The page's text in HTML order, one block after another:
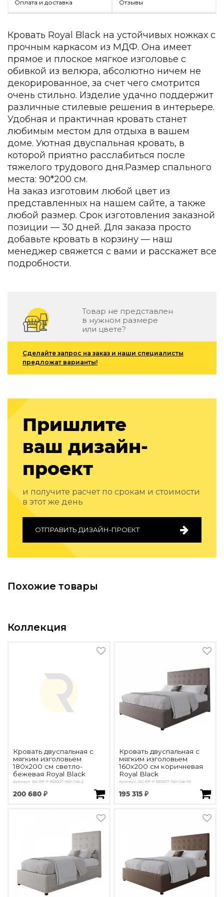
Детская мебель
Коллекции
ROOM — Modern
INTERRA — Soft Modern
ARTOPIA — Mid-Century
DAYZ — Ethno
Все коллекции мебели
Подбор, производство и комплектация по вашему
Декор
По типу
Предметы интерьера
Зеркала
Вентиляторы
Ковры
Зеленые стены
Дизайнерские кальяны
Подбор, производство и комплектация по вашему
Сантехника и инженерия
Отделка и ремонт
Стены
Акустические панели
Стеновые декоративные панели
для террас
Биоклиматические перголы
Камень
Изделия из натурального мрамора и камня
Светящийся камень
Подбор, производство и комплектация по вашему
Все категории товаров
Реализованные проекты
Оплата и доставка Отзывы
Кровать Royal Black на устойчивых ножках с
прочным каркасом из МДФ. Она имеет
прямое и плоское мягкое изголовье с
обивкой из велюра, абсолютно ничем не
декорированное, за счет чего смотрится
очень стильно. Изделие удачно поддержит
различные стилевые решения в интерьере.
Удобная и практичная кровать станет
любимым местом для отдыха в вашем
доме. Уютная двуспальная кровать, в
которой приятно расслабиться после
тяжелого трудового дня.Размер спального
места: 90*200 см.
На заказ изготовим любой цвет из
представленных на нашем сайте, а также
любой размер. Срок изготовления заказной
позиции — 30 дней. Для заказа просто
добавьте кровать в корзину — наш
менеджер свяжется с вами и расскажет все
подробности.
Товар не представлен
в нужном размере
или цвете?
Сделайте запрос на заказ и наши специалисты
предложат варианты!
Пришлите
ваш дизайн-
проект
и получите расчет по срокам и стоимости
в этот же день
ОТПРАВИТЬ ДИЗАЙН-ПРОЕКТ
Похожие товары
Коллекция
Кровать двуспальная с
мягким изголовьем
180х200 см светло-
бежевая Royal Black
Артикул: DG-RF-F-BD007-180-Cab-2
200 680 ₽
Кровать двуспальная с
мягким изголовьем
160х200 см коричневая
Royal Black
Артикул: DG-RF-F-BD007-160-Cab-10
195 315 ₽